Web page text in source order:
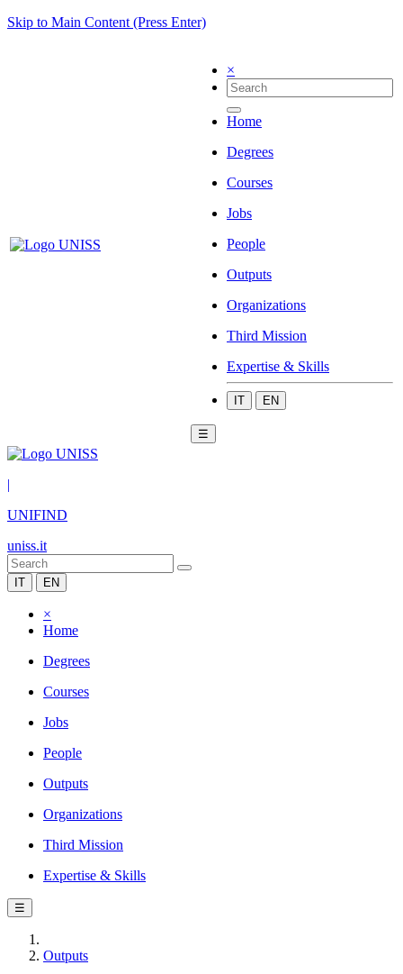
Skip to Main Content (Press Enter)
×
Home
Degrees
Courses
Jobs
People
Outputs
Organizations
Third Mission
Expertise & Skills
IT EN
☰
|
UNIFIND
uniss.it
IT EN
×
Home
Degrees
Courses
Jobs
People
Outputs
Organizations
Third Mission
Expertise & Skills
☰
Outputs